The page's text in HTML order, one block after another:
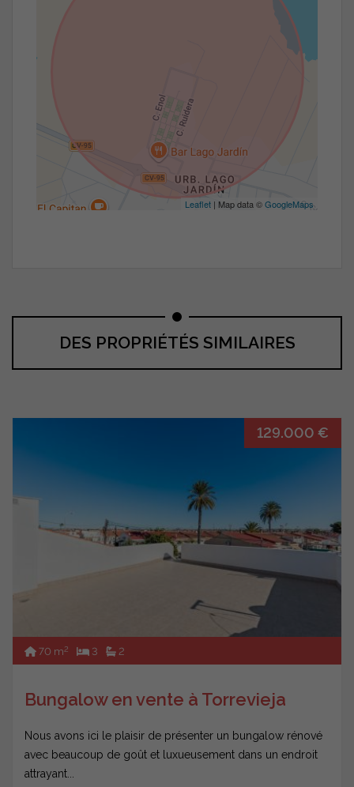
Leaflet | Map data ©GoogleMaps
DES PROPRIÉTÉS SIMILAIRES
129.000 €
70 m2 3 2
Bungalow en vente à Torrevieja
Nous avons ici le plaisir de présenter un bungalow rénové
avec beaucoup de goût et luxueusement dans un endroit
attrayant...